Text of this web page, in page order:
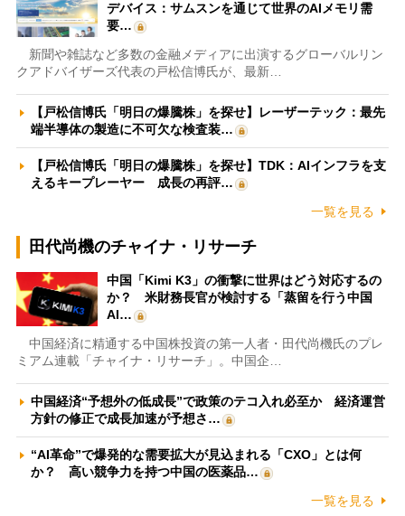
デバイス：サムスンを通じて世界のAIメモリ需
要…
新聞や雑誌など多数の金融メディアに出演するグローバルリン
クアドバイザーズ代表の戸松信博氏が、最新…
【戸松信博氏「明日の爆騰株」を探せ】レーザーテック：最先
端半導体の製造に不可欠な検査装…
【戸松信博氏「明日の爆騰株」を探せ】TDK：AIインフラを支
えるキープレーヤー 成長の再評…
一覧を見る
田代尚機のチャイナ・リサーチ
中国「Kimi K3」の衝撃に世界はどう対応するの
か？ 米財務長官が検討する「蒸留を行う中国
AI…
中国経済に精通する中国株投資の第一人者・田代尚機氏のプレ
ミアム連載「チャイナ・リサーチ」。中国企…
中国経済“予想外の低成長”で政策のテコ入れ必至か 経済運営
方針の修正で成長加速が予想さ…
“AI革命”で爆発的な需要拡大が見込まれる「CXO」とは何
か？ 高い競争力を持つ中国の医薬品…
一覧を見る